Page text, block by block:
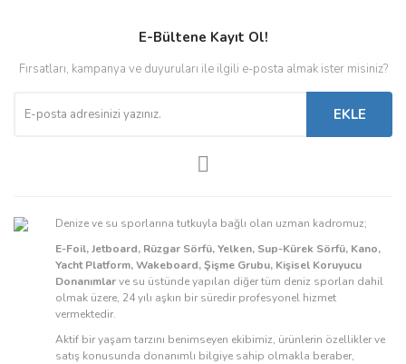
E-Bültene Kayıt Ol!
Fırsatları, kampanya ve duyuruları ile ilgili e-posta almak ister misiniz?
EKLE
Denize ve su sporlarına tutkuyla bağlı olan uzman kadromuz;
E-Foil, Jetboard, Rüzgar Sörfü, Yelken, Sup-Kürek Sörfü, Kano,
Yacht Platform, Wakeboard, Şişme Grubu, Kişisel Koruyucu
Donanımlarve su üstünde yapılan diğer tüm deniz sporları dahil
olmak üzere, 24 yılı aşkın bir süredir profesyonel hizmet
vermektedir.
Aktif bir yaşam tarzını benimseyen ekibimiz, ürünlerin özellikler ve
satış konusunda donanımlı bilgiye sahip olmakla beraber,